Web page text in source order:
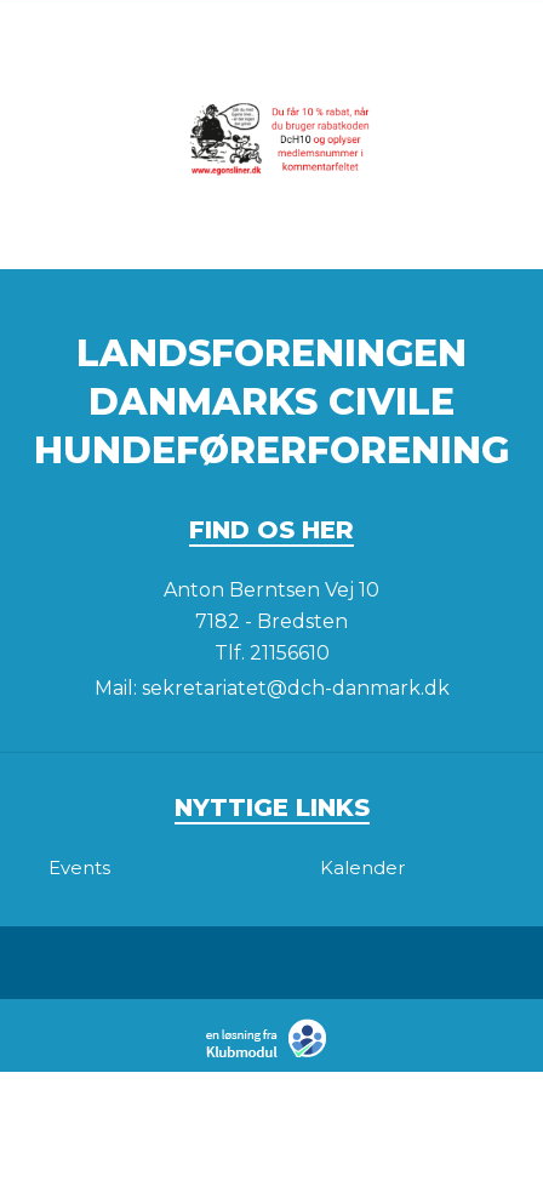
LANDSFORENINGEN
DANMARKS CIVILE
HUNDEFØRERFORENING
FIND OS HER
Anton Berntsen Vej 10
7182 - Bredsten
Tlf. 21156610
Mail: sekretariatet@dch-danmark.dk
NYTTIGE LINKS
Events Kalender